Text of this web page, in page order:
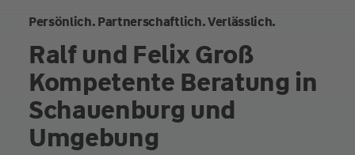
Persönlich. Partnerschaftlich. Verlässlich.
Ralf und Felix Groß
Kompetente Beratung in
Schauenburg und
Umgebung